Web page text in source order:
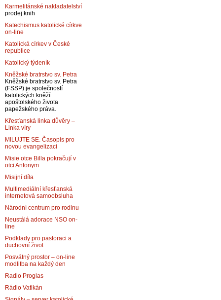
Karmelitánské nakladatelství
prodej knih
Katechismus katolické církve
on-line
Katolická církev v České
republice
Katolický týdeník
Kněžské bratrstvo sv. Petra
Kněžské bratrstvo sv. Petra
(FSSP) je společností
katolických kněží
apoštolského života
papežského práva.
Křesťanská linka důvěry –
Linka víry
MILUJTE SE. Časopis pro
novou evangelizaci
Misie otce Billa pokračují v
otci Antonym
Misijní díla
Multimediální křesťanská
internetová samoobsluha
Národní centrum pro rodinu
Neustálá adorace NSO on-
line
Podklady pro pastoraci a
duchovní život
Posvátný prostor – on-line
modlitba na každý den
Radio Proglas
Rádio Vatikán